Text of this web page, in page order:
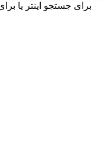
برای جستجو اینتر یا